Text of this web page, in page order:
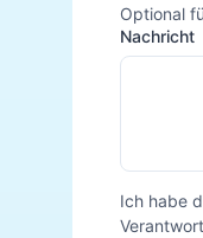
Optional
Nachricht
Ich habe